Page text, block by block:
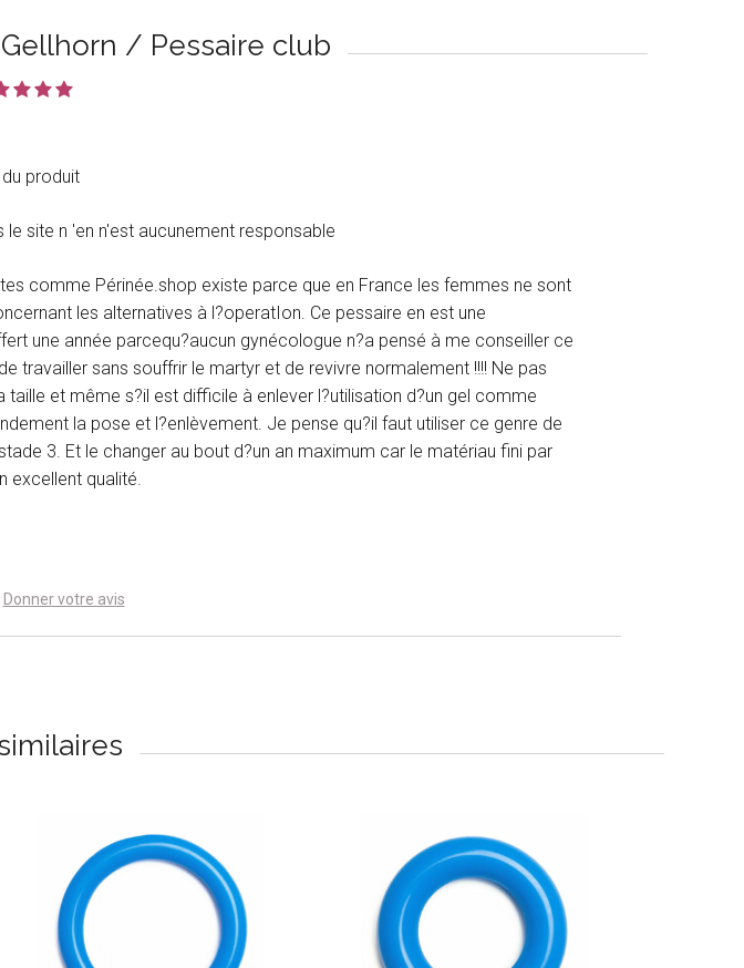
/ Pessaire club
produit
site n 'en n'est aucunement responsable
comme Périnée.shop existe parce que en France les femmes ne sont
les alternatives à l?operatIon. Ce pessaire en est une
une année parcequ?aucun gynécologue n?a pensé à me conseiller ce
travailler sans souffrir le martyr et de revivre normalement !!!! Ne pas
taille et même s?il est difficile à enlever l?utilisation d?un gel comme
la pose et l?enlèvement. Je pense qu?il faut utiliser ce genre de
3. Et le changer au bout d?un an maximum car le matériau fini par
excellent qualité.
Donner votre avis